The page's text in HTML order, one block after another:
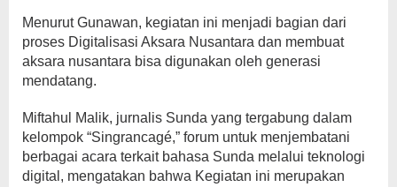
Menurut Gunawan, kegiatan ini menjadi bagian dari
proses Digitalisasi Aksara Nusantara dan membuat
aksara nusantara bisa digunakan oleh generasi
mendatang.
Miftahul Malik, jurnalis Sunda yang tergabung dalam
kelompok “Singrancagé,” forum untuk menjembatani
berbagai acara terkait bahasa Sunda melalui teknologi
digital, mengatakan bahwa Kegiatan ini merupakan